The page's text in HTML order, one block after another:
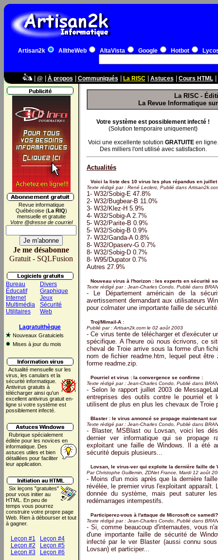
Artisan2k AlltheWeb AltaVista Google Hotbot
| @ À propos Communiqués La RISC| Astuces Cours HTML|
Revue informatique
Québécoise (La RIQ)
mensuelle et gratuite
Votre @dresse de courriel
Je me désabonne
Gratuit - SQLFusion
Bureau
Éducatif
Internet
Multimédia
Utilitaires
Divers
Graphique
Jeux
Sécurité
Web
Lagratuithèque
Nouveaux Gratuiciels
Mises à jour du mois
Actualité mensuelle sur les
virus, les canulars et la
sécurité informatique.
Antivirus gratuits à
télécharger ainsi qu'un
excellent antivirus gratuit en-
ligne si votre système est
possiblement infecté.
Rubrique spécialement
éditée pour les novices en
informatique. Des
astuces utiles et bien
détaillées pour faciliter
leur application.
Six leçons "gratuites"
pour vous initier au
HTML. En peu de
temps vous pourrez
construire votre propre page
Web. Rien à débourser et tout
à gagner.
Leçon #1
Leçon #2
Leçon #3
Leçon #4
Leçon #5
Leçon #6
La RISC -
La Revue Informatique
Votre système est possiblement infecté !
(Solution temporaire uniquement)
Voici une excellente solution GRATUITEen ligne.
Des milliers l'ont utilisé avec satisfaction.
Actualités
Voici la liste des 10 virus les plus répandus en juillet
Texte rédigé par : René Leclerc, Publié dans
1- W32/Sobig-E 47.8%
2- W32/Bugbear-B 11.0%
3- W32/Klez-H 5.9%
4- W32/Sobig-A 2.7%
5- W32/Parite-B 0.9%
5- W32/Sobig-B 0.9%
7- W32/Ganda-A 0.8%
8- W32/Opaserv-G 0.7%
8- W32/Sobig-D 0.7%
8- W95/Dupator 0.7%
Autres 27.9%
Nouveau virus à l'horizon : les experts en sécurité
Texte rédigé par : Jean-Charles Condo, Publié dans
- Le Département américain de la
avertissement demandant aux utilisateurs
pour colmater une importante faille de
Troj/Mimail-A :
Publié par : Artisan2k.com le 02 août 2003
- Ce virus tente de télécharger et d'exécuter
spécifique. A l'heure où nous écrivons, ce
cheval de Troie arrive sous la forme d'un
nom de fichier readme.htm, lequel peut
forme readme.zip.
Pourriel et virus : la convergence se confirme :
Texte rédigé par : Jean-Charles Condo, Publié dans
- Selon le rapport juillet 2003 de
entreprises des outils contre le pourriel et
utilisent de plus en plus les chevaux de Troie
Blaster : le virus annoncé se propage maintenant sur
Texte rédigé par : Jean-Charles Condo, Publié dans
- Blaster, MSBlast ou Lovsan, voici les
dernier ver informatique qui se propage
exploitant une faille de Windows. Il a été
sécurité depuis plusieurs...
Lovsan, le virus-ver qui exploite la dernière faille de
Par Christophe Guillemin, ZDNet France, Mardi 12 août
- Moins d'un mois après que la dernière
révélée, le premier virus l'exploitant apparaît.
donnée du système, mais peut saturer
redémarrages intempestifs.
Participerez-vous à l'attaque de Microsoft ce
Texte rédigé par : Jean-Charles Condo, Publié dans
- Si, comme beaucoup d'internautes, vous
d'une importante faille de sécurité de
infecté par le ver Blaster (aussi connu
Lovsan) et participer...